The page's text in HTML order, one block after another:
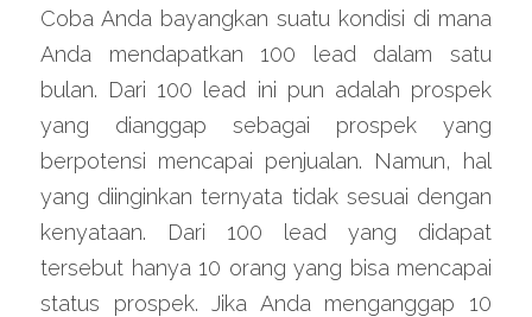
Coba Anda bayangkan suatu kondisi di mana
Anda mendapatkan 100 lead dalam satu
bulan. Dari 100 lead ini pun adalah prospek
yang dianggap sebagai prospek yang
berpotensi mencapai penjualan. Namun, hal
yang diinginkan ternyata tidak sesuai dengan
kenyataan. Dari 100 lead yang didapat
tersebut hanya 10 orang yang bisa mencapai
status prospek. Jika Anda menganggap 10